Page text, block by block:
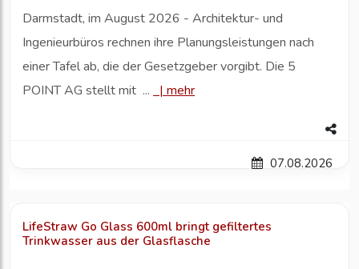
Darmstadt, im August 2026 - Architektur- und
Ingenieurbüros rechnen ihre Planungsleistungen nach
einer Tafel ab, die der Gesetzgeber vorgibt. Die 5
POINT AG stellt mit ...
| mehr
07.08.2026
LifeStraw Go Glass 600ml bringt gefiltertes
Trinkwasser aus der Glasflasche